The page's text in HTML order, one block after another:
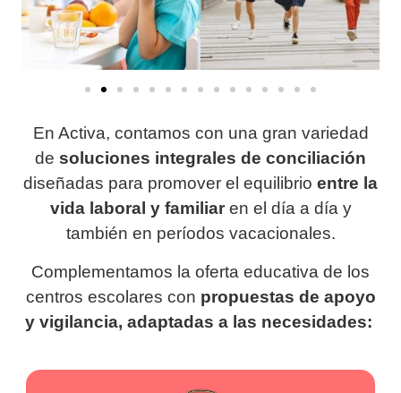
En Activa, contamos con una gran variedad
de soluciones integrales de conciliación
diseñadas para promover el equilibrio entre la
vida laboral y familiaren el día a día y
también en períodos vacacionales.
Complementamos la oferta educativa de los
centros escolares con propuestas de apoyo
y vigilancia, adaptadas a las necesidades: